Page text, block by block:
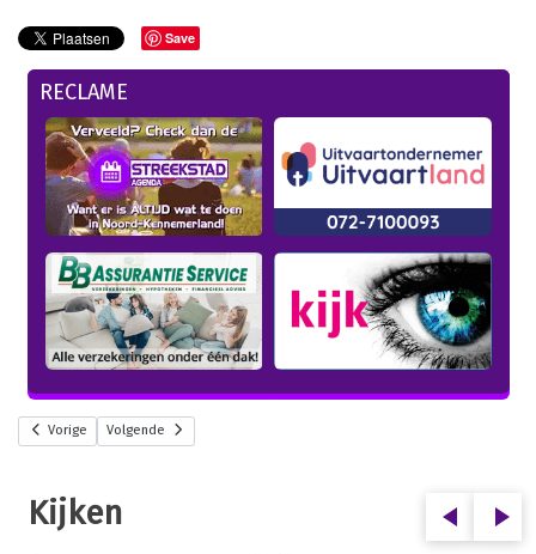
Save
RECLAME
Vorige Volgende
Kijken